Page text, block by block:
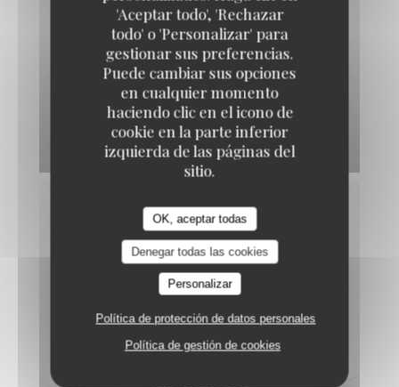
'Aceptar todo', 'Rechazar
todo' o 'Personalizar' para
gestionar sus preferencias.
Puede cambiar sus opciones
en cualquier momento
haciendo clic en el icono de
cookie en la parte inferior
izquierda de las páginas del
sitio.
OK, aceptar todas
Denegar todas las cookies
Personalizar
Política de protección de datos personales
Política de gestión de cookies
475A9277.JPG